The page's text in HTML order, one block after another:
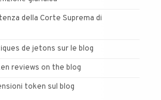
della Corte Suprema di
de jetons sur le blog
reviews on the blog
token sul blog